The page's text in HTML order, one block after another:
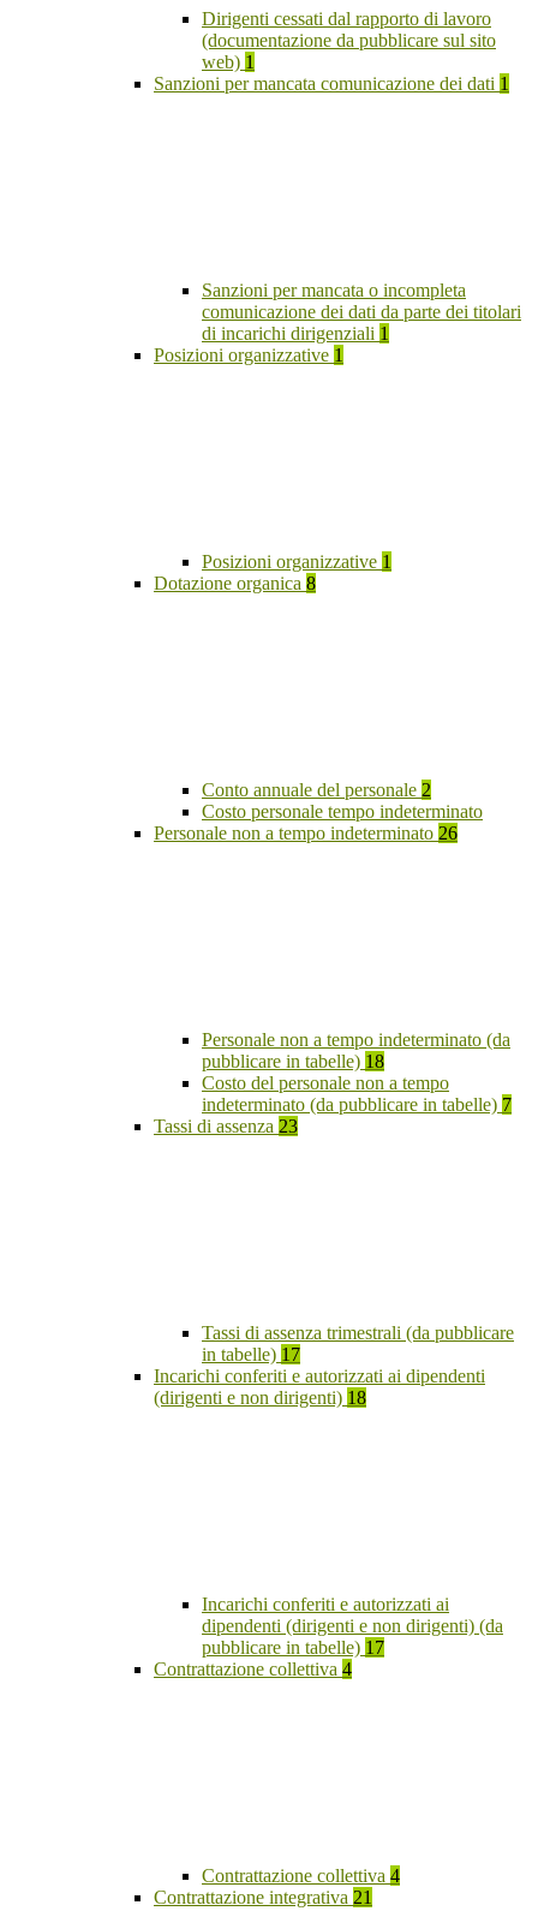
Dirigenti cessati dal rapporto di lavoro
(documentazione da pubblicare sul sito
web) 1
Sanzioni per mancata comunicazione dei dati 1
Sanzioni per mancata o incompleta
comunicazione dei dati da parte dei titolari
di incarichi dirigenziali 1
Posizioni organizzative 1
Posizioni organizzative 1
Dotazione organica 8
Conto annuale del personale 2
Costo personale tempo indeterminato
Personale non a tempo indeterminato 26
Personale non a tempo indeterminato (da
pubblicare in tabelle) 18
Costo del personale non a tempo
indeterminato (da pubblicare in tabelle) 7
Tassi di assenza 23
Tassi di assenza trimestrali (da pubblicare
in tabelle) 17
Incarichi conferiti e autorizzati ai dipendenti
(dirigenti e non dirigenti) 18
Incarichi conferiti e autorizzati ai
dipendenti (dirigenti e non dirigenti) (da
pubblicare in tabelle) 17
Contrattazione collettiva 4
Contrattazione collettiva 4
Contrattazione integrativa 21